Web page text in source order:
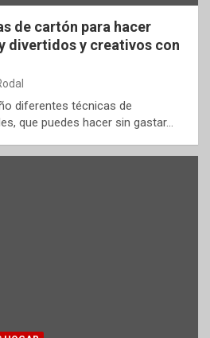
de cartón para hacer
divertidos y creativos con
diferentes técnicas de
que puedes hacer sin gastar…